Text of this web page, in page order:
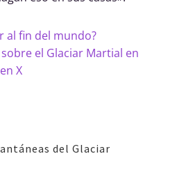
al fin del mundo?
el Glaciar Martial en
X
del Glaciar